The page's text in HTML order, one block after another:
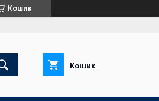
Кошик
Кошик